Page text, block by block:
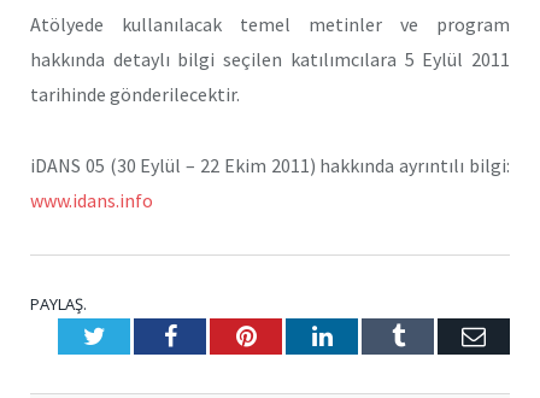
Atölyede kullanılacak temel metinler ve program
hakkında detaylı bilgi seçilen katılımcılara 5 Eylül 2011
tarihinde gönderilecektir.
iDANS 05 (30 Eylül – 22 Ekim 2011) hakkında ayrıntılı bilgi:
www.idans.info
PAYLAŞ.
TwitterFacebookPinterestLinkedInTumblr E-